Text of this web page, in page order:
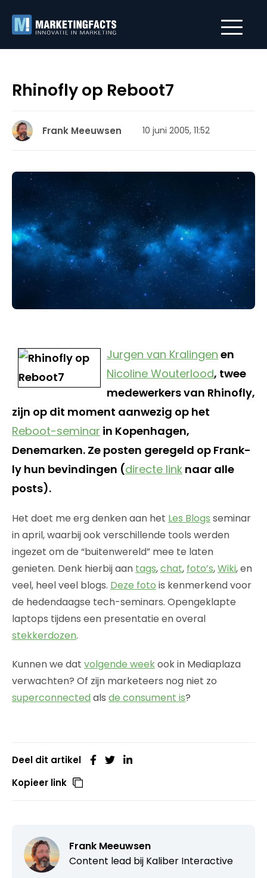
Rhinofly op Reboot7
Frank Meeuwsen 10 juni 2005, 11:52
Jurgen van Kralingen en
Nicoline Wouterlood, twee
medewerkers van Rhinofly,
zijn op dit moment aanwezig op het
Reboot-seminar in Kopenhagen,
Denemarken. Ze posten geregeld op Frank-
ly hun bevindingen (directe link naar alle
posts).
Het doet me erg denken aan het Les Blogs seminar
in april, waarbij ook verschillende tools werden
ingezet om de “buitenwereld” mee te laten
genieten. Denk hierbij aan tags,chat, foto’s,Wiki, en
veel, heel veel blogs. Deze foto is kenmerkend voor
de hedendaagse tech-seminars. Opengeklapte
laptops tijdens een presentatie en overal
stekkerdozen.
Kunnen we dat volgende weekook in Mediaplaza
verwachten? Of zijn marketeers nog niet zo
superconnected als de consument is?
Deel dit artikel
Kopieer link
Frank Meeuwsen
Content lead bij Kaliber Interactive